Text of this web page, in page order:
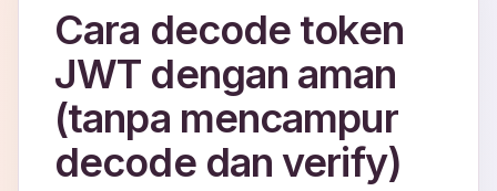
Cara decode token
JWT dengan aman
(tanpa mencampur
decode dan verify)